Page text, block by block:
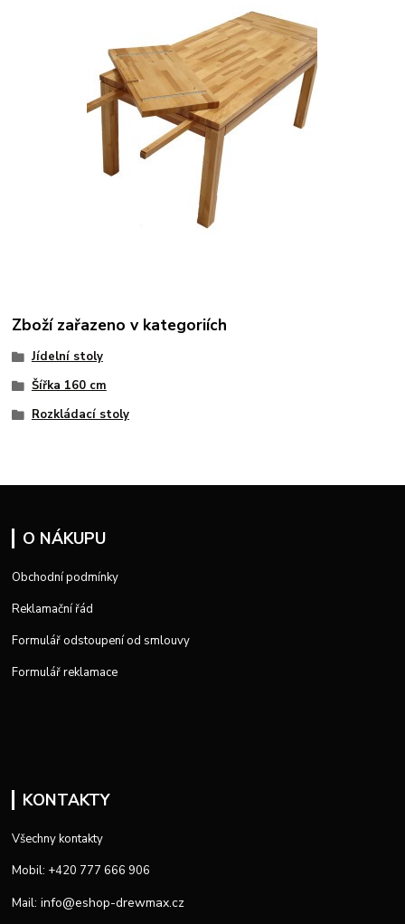
Zboží zařazeno v kategoriích
Jídelní stoly
Šířka 160 cm
Rozkládací stoly
O NÁKUPU
Obchodní podmínky
Reklamační řád
Formulář odstoupení od smlouvy
Formulář reklamace
KONTAKTY
Všechny kontakty
Mobil: +420 777 666 906
Mail: info@eshop-drewmax.cz